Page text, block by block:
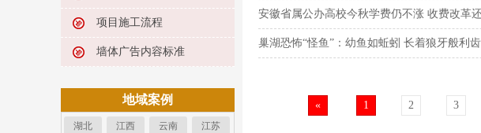
项目施工流程
墙体广告内容标准
地域案例
湖北 江西 云南 江苏
安徽省属公办高校今秋学费仍不涨 收费改革
巢湖恐怖“怪鱼”：幼鱼如蚯蚓 长着狼牙般利齿
« 1 2 3